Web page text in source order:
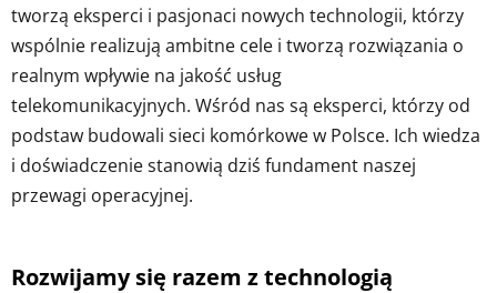
tworzą eksperci i pasjonaci nowych technologii, którzy
wspólnie realizują ambitne cele i tworzą rozwiązania o
realnym wpływie na jakość usług
telekomunikacyjnych. Wśród nas są eksperci, którzy od
podstaw budowali sieci komórkowe w Polsce. Ich wiedza
i doświadczenie stanowią dziś fundament naszej
przewagi operacyjnej.
Rozwijamy się razem z technologią